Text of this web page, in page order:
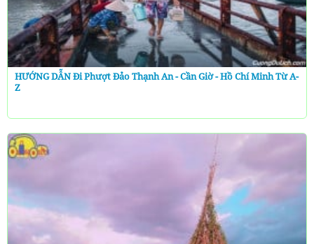
HƯỚNG DẪN Đi Phượt Đảo Thạnh An - Cần Giờ - Hồ Chí Minh Từ A-
Z